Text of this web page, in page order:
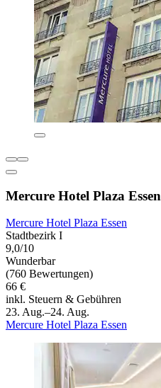
Mercure Hotel Plaza Essen
Mercure Hotel Plaza Essen
Stadtbezirk I
9,0/10
Wunderbar
(760 Bewertungen)
66 €
inkl. Steuern & Gebühren
23. Aug.–24. Aug.
Mercure Hotel Plaza Essen